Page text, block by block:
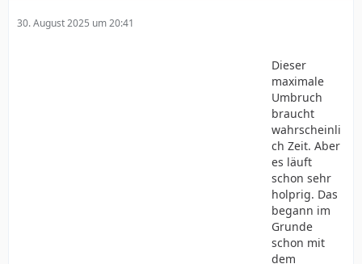
30. August 2025 um 20:41
Dieser
maximale
Umbruch
braucht
wahrscheinli
ch Zeit. Aber
es läuft
schon sehr
holprig. Das
begann im
Grunde
schon mit
dem